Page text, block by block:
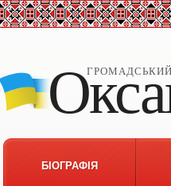
ГРОМАДСЬКИЙ
БІОГРАФІЯ